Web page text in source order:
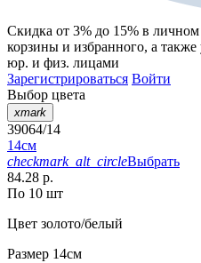
Скидка от 3% до 15% в личном
корзины и избранного, а также
юр. и физ. лицами
Зарегистрироваться Войти
Выбор цвета
xmark
39064/14
14см
checkmark_alt_circleВыбрать
84.28 р.
По 10 шт
Цвет золото/белый
Размер 14см